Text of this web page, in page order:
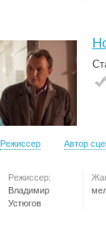
Режиссер Автор
Режиссер:
Владимир
Устюгов